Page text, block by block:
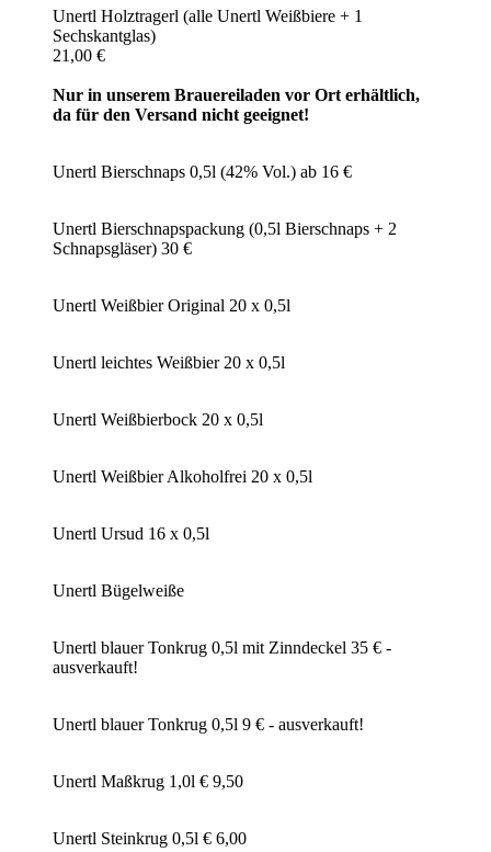
Unertl Holztragerl (alle Unertl Weißbiere + 1
Sechskantglas)
21,00 €
Nur in unserem Brauereiladen vor Ort erhältlich,
da für den Versand nicht geeignet!
Unertl Bierschnaps 0,5l (42% Vol.) ab 16 €
Unertl Bierschnapspackung (0,5l Bierschnaps + 2
Schnapsgläser) 30 €
Unertl Weißbier Original 20 x 0,5l
Unertl leichtes Weißbier 20 x 0,5l
Unertl Weißbierbock 20 x 0,5l
Unertl Weißbier Alkoholfrei 20 x 0,5l
Unertl Ursud 16 x 0,5l
Unertl Bügelweiße
Unertl blauer Tonkrug 0,5l mit Zinndeckel 35 € -
ausverkauft!
Unertl blauer Tonkrug 0,5l 9 € - ausverkauft!
Unertl Maßkrug 1,0l € 9,50
Unertl Steinkrug 0,5l € 6,00